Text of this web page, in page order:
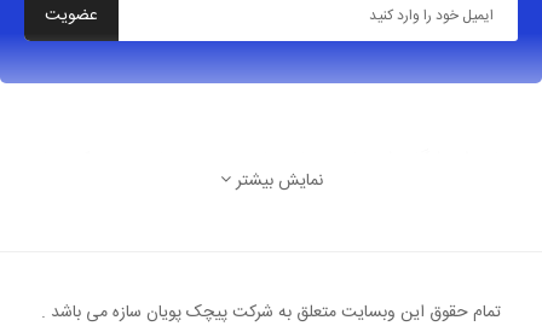
عضویت
ایمیل: Arzantarinproject@gmail.Com
نمایش بیشتر
تمام حقوق این وبسایت متعلق به شرکت پیچک پویان سازه می باشد .